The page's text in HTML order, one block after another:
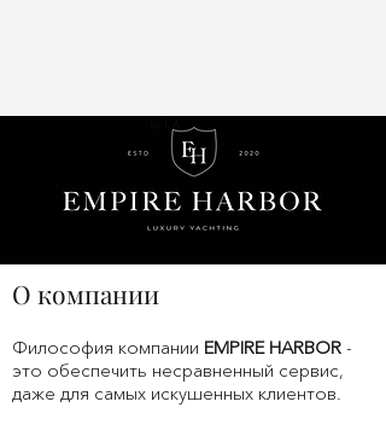
О компании
Философия компании EMPIRE HARBOR -
это обеспечить несравненный сервис,
даже для самых искушенных клиентов.